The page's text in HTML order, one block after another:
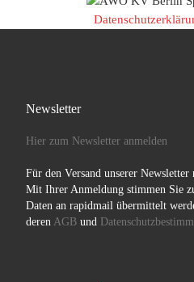
Newsletter
Hier zum Newsletter anmelden
Für den Versand unserer Newsletter
Mit Ihrer Anmeldung stimmen Sie
Daten an rapidmail übermittelt
deren AGBund